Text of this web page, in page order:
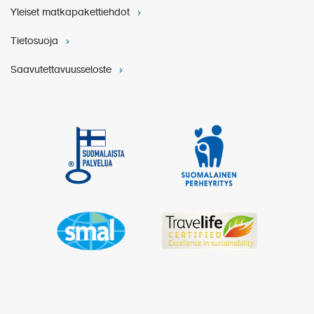
Yleiset matkapakettiehdot
Tietosuoja
Saavutettavuusseloste